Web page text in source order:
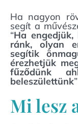
Ha nagyon
segít a
“Ha
ránk, olyan
segítik
érezhetjük
fűződünk
beleszülettünk”
Mi lesz